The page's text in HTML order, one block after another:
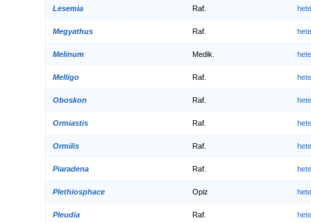
Lesemia Raf.
Megyathus Raf.
Melinum Medik.
Melligo Raf.
Oboskon Raf.
Ormiastis Raf.
Ormilis Raf.
Piaradena Raf.
Plethiosphace Opiz
Pleudia Raf.